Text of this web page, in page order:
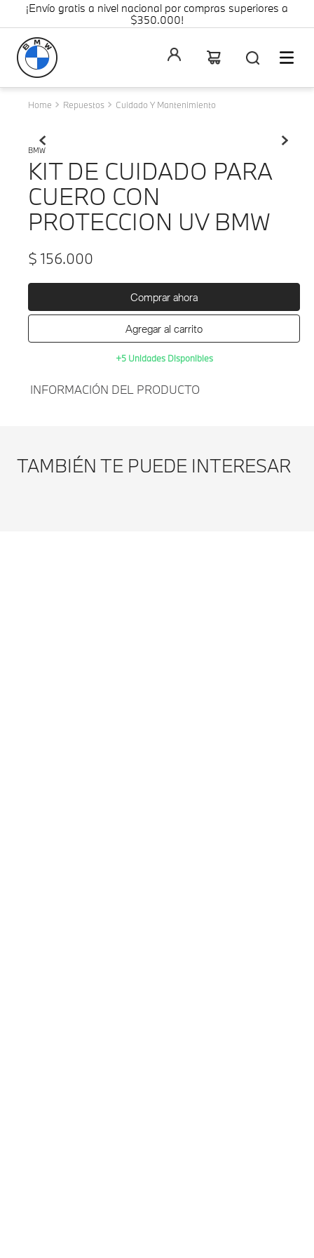
¡Envío gratis a nivel nacional por compras superiores a
$350.000!
Repuestos Cuidado Y Mantenimiento
BMW
KIT DE CUIDADO PARA
CUERO CON
PROTECCION UV BMW
$ 156.000
Comprar ahora
Agregar al carrito
+5 Unidades Disponibles
INFORMACIÓN DEL PRODUCTO
CUERO CON PROTECCION
UV BMW-BLANCO
TAMBIÉN TE PUEDE INTERESAR